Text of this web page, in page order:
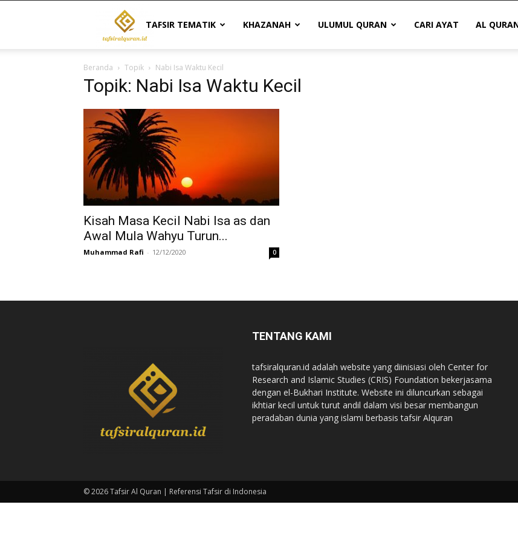
Tafsir
Al
Quran
|
Referensi
Indonesia
TAFSIR TEMATIK KHAZANAH ULUMUL QURAN CARI AYAT AL
Beranda Topik Nabi Isa Waktu Kecil
Topik: Nabi Isa Waktu Kecil
Kisah Masa Kecil Nabi Isa as dan
Awal Mula Wahyu Turun...
Muhammad Rafi - 12/12/2020 0
TENTANG KAMI
tafsiralquran.id adalah website yang diinisiasi oleh Center for
Research and Islamic Studies (CRIS) Foundation bekerjasama
dengan el-Bukhari Institute. Website ini diluncurkan sebagai
ikhtiar kecil untuk turut andil dalam visi besar membangun
peradaban dunia yang islami berbasis tafsir Alquran
© 2026 Tafsir Al Quran | Referensi Tafsir di Indonesia